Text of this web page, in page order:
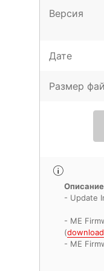
Версия
Дате
Размер
- Update
- ME
(download
- ME